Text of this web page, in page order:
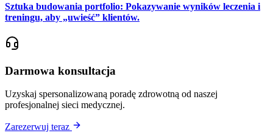
Sztuka budowania portfolio: Pokazywanie wyników leczenia i
treningu, aby „uwieść” klientów.
Darmowa konsultacja
Uzyskaj spersonalizowaną poradę zdrowotną od naszej
profesjonalnej sieci medycznej.
Zarezerwuj teraz